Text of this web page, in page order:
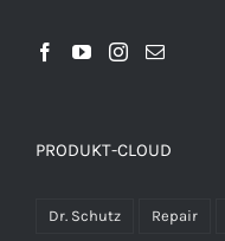
PRODUKT-CLOUD
Dr. Schutz Repair